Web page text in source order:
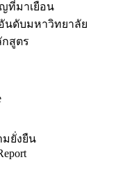
ที่มาเยือน
นดับมหาวิทยาลัย
สูตร
มยั่งยืน